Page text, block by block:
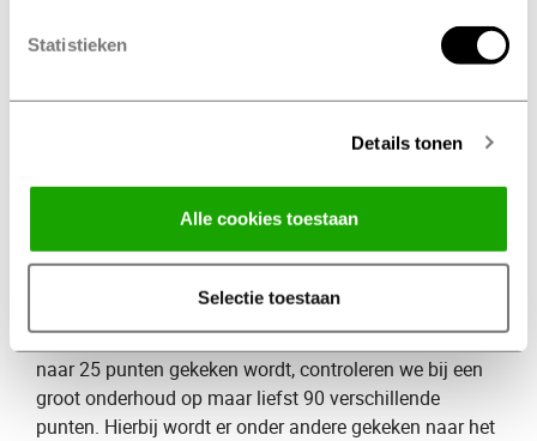
Statistieken
Details tonen
Alle cookies toestaan
Selectie toestaan
veilig de weg op te kunnen.
Wat kost een klein onderhoud​?
De kosten verschillen per merk en autotype. Bij het
specialisten altijd een prijsopgave gemaakt. Hierdoor
weet je precies waar je aan toe bent!
Groot onderhoud
Naast een klein onderhoud bieden wij ook ​
groot onderhoud​. Waarbij er bij een klein onderhoud
naar 25 punten gekeken wordt, controleren we bij een
groot onderhoud op maar liefst 90 verschillende
punten. Hierbij wordt er onder andere gekeken naar het